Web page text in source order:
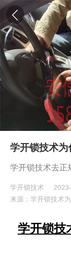
学开锁技术为
学开锁技术去正
学开锁技术
来源：学开锁技术
学开锁技